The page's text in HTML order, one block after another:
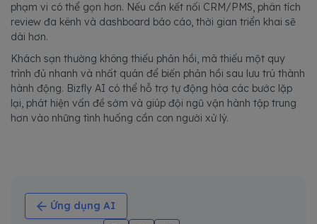
phạm vi có thể gọn hơn. Nếu cần kết nối CRM/PMS, phân tích
review đa kênh và dashboard báo cáo, thời gian triển khai sẽ
dài hơn.
Khách sạn thường không thiếu phản hồi, mà thiếu một quy
trình đủ nhanh và nhất quán để biến phản hồi sau lưu trú thành
hành động. Bizfly AI có thể hỗ trợ tự động hóa các bước lặp
lại, phát hiện vấn đề sớm và giúp đội ngũ vận hành tập trung
hơn vào những tình huống cần con người xử lý.
Ứng dụng AI